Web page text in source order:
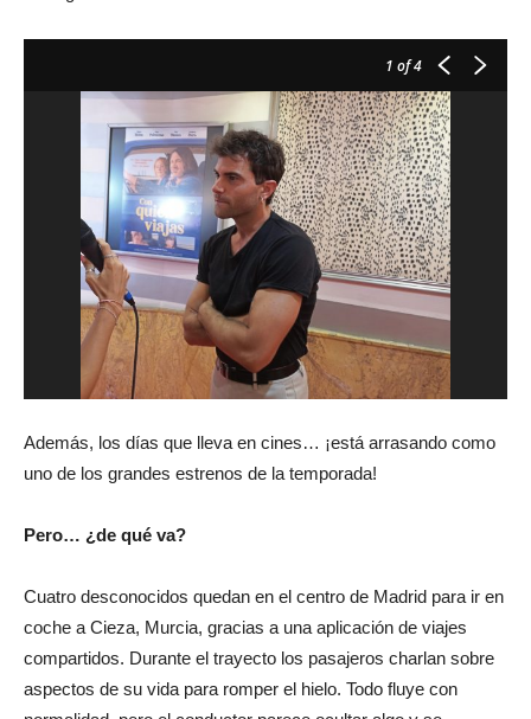
1 of 4
Además, los días que lleva en cines… ¡está arrasando como
uno de los grandes estrenos de la temporada!
Pero… ¿de qué va?
Cuatro desconocidos quedan en el centro de Madrid para ir en
coche a Cieza, Murcia, gracias a una aplicación de viajes
compartidos. Durante el trayecto los pasajeros charlan sobre
aspectos de su vida para romper el hielo. Todo fluye con